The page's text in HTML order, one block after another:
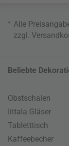
* Alle
zzgl.
Beliebte
Obstschalen
Iittala Gläser
Tabletttisch
Kaffeebecher